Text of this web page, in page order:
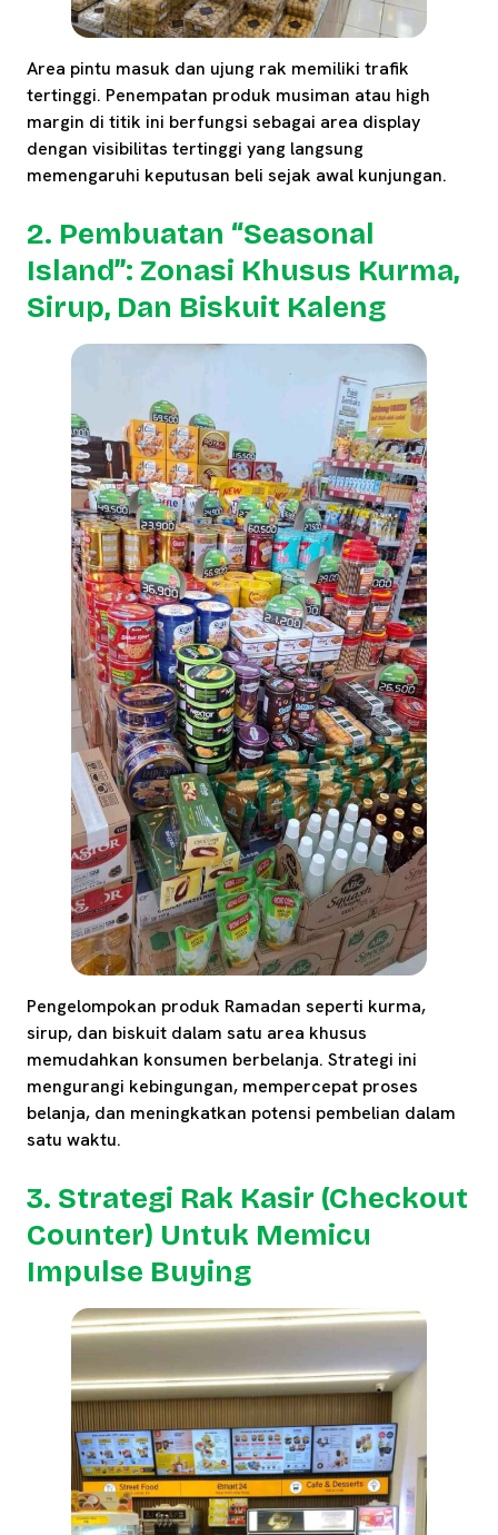
Area pintu masuk dan ujung rak memiliki trafik
tertinggi. Penempatan produk musiman atau high
margin di titik ini berfungsi sebagai area display
dengan visibilitas tertinggi yang langsung
memengaruhi keputusan beli sejak awal kunjungan.
2. Pembuatan “Seasonal
Island”: Zonasi Khusus Kurma,
Sirup, Dan Biskuit Kaleng
Pengelompokan produk Ramadan seperti kurma,
sirup, dan biskuit dalam satu area khusus
memudahkan konsumen berbelanja. Strategi ini
mengurangi kebingungan, mempercepat proses
belanja, dan meningkatkan potensi pembelian dalam
satu waktu.
3. Strategi Rak Kasir (Checkout
Counter) Untuk Memicu
Impulse Buying